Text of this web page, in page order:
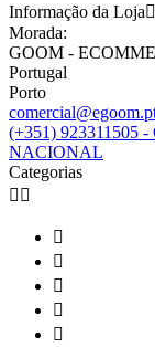
Informação da Loja
Morada:
GOOM -
Portugal
Porto
(+351) 923311505
NACIONAL
Categorias
 




